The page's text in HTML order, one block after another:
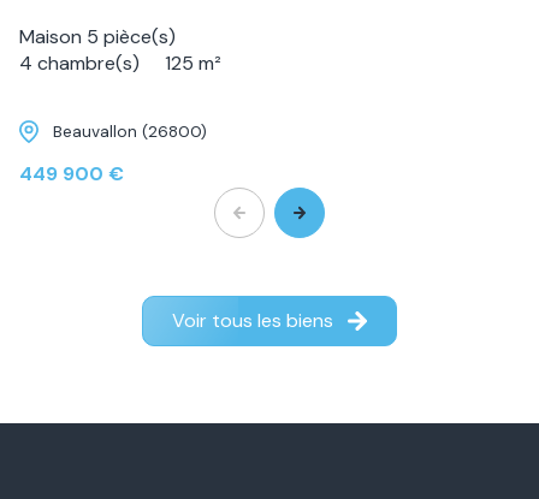
Maison 5 pièce(s)
4 chambre(s)
125 m²
Beauvallon (26800)
449 900 €
Voir tous les biens